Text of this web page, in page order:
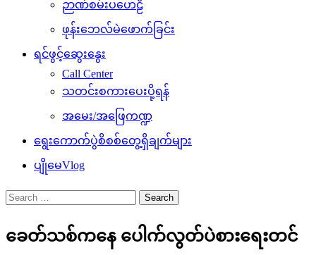
ဉာဏ်စမ်းပဟေဠိ
ဖုန်းဘေလ်မဲဖောက်ခြင်း
ရင်ဖွင့်ဆွေးနွေး
Call Center
သတင်းစကားပေးပို့ရန်
အမေး/အဖြေကဏ္ဍ
ရွေးကောက်ပွဲစိစစ်တွေ့ရှိချက်များ
ပျိုမေVlog
Search
for:
ခေတ်သစ်ကနေ ပေါက်လွတ်ပဲစားရေးတင်